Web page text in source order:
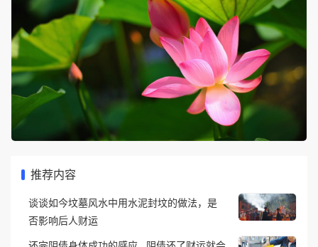
推荐内容
谈谈如今坟墓风水中用水泥封坟的做法，是
否影响后人财运